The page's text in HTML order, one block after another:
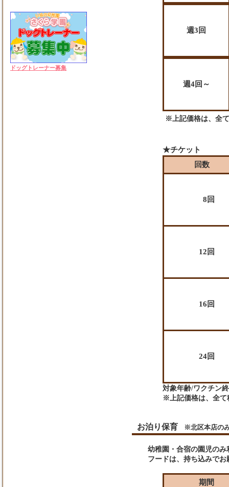
ドッグトレーナー募集
週3回
週4回～
※上記価格は、全
★チケット
回数
8回
12回
16回
24回
対象年齢/ワクチン
※上記価格は、全て
お泊り保育 ※北区本店の
幼稚園・合宿の園児の
フードは、持ち込みでお
期間